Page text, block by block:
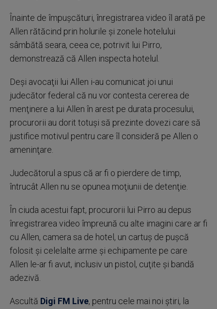
Înainte de împuşcături, înregistrarea video îl arată pe
Allen rătăcind prin holurile şi zonele hotelului
sâmbătă seara, ceea ce, potrivit lui Pirro,
demonstrează că Allen inspecta hotelul.
Deşi avocaţii lui Allen i-au comunicat joi unui
judecător federal că nu vor contesta cererea de
menţinere a lui Allen în arest pe durata procesului,
procurorii au dorit totuşi să prezinte dovezi care să
justifice motivul pentru care îl consideră pe Allen o
ameninţare.
Judecătorul a spus că ar fi o pierdere de timp,
întrucât Allen nu se opunea moţiunii de detenţie.
În ciuda acestui fapt, procurorii lui Pirro au depus
înregistrarea video împreună cu alte imagini care ar fi
cu Allen, camera sa de hotel, un cartuş de puşcă
folosit şi celelalte arme şi echipamente pe care
Allen le-ar fi avut, inclusiv un pistol, cuţite şi bandă
adezivă.
Ascultă Digi FM Live, pentru cele mai noi știri, la